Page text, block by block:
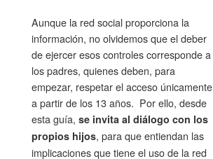
Aunque la red social proporciona la
información, no olvidemos que el deber
de ejercer esos controles corresponde a
los padres, quienes deben, para
empezar, respetar el acceso únicamente
a partir de los 13 años. Por ello, desde
esta guía, se invita al diálogo con los
propios hijos, para que entiendan las
implicaciones que tiene el uso de la red